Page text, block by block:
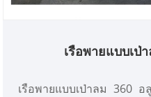
เรือพายแบบเป่
เรือพายแบบเป่าลม 360